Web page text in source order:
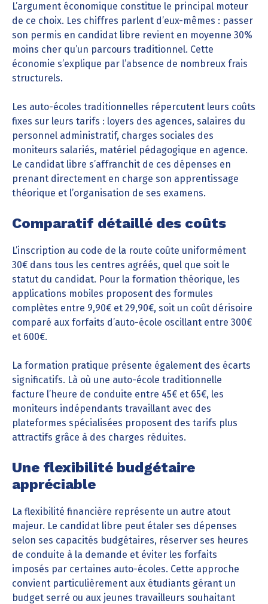
L’argument économique constitue le principal moteur
de ce choix. Les chiffres parlent d’eux-mêmes : passer
son permis en candidat libre revient en moyenne 30%
moins cher qu’un parcours traditionnel. Cette
économie s’explique par l’absence de nombreux frais
structurels.
Les auto-écoles traditionnelles répercutent leurs coûts
fixes sur leurs tarifs : loyers des agences, salaires du
personnel administratif, charges sociales des
moniteurs salariés, matériel pédagogique en agence.
Le candidat libre s’affranchit de ces dépenses en
prenant directement en charge son apprentissage
théorique et l’organisation de ses examens.
Comparatif détaillé des coûts
L’inscription au code de la route coûte uniformément
30€ dans tous les centres agréés, quel que soit le
statut du candidat. Pour la formation théorique, les
applications mobiles proposent des formules
complètes entre 9,90€ et 29,90€, soit un coût dérisoire
comparé aux forfaits d’auto-école oscillant entre 300€
et 600€.
La formation pratique présente également des écarts
significatifs. Là où une auto-école traditionnelle
facture l’heure de conduite entre 45€ et 65€, les
moniteurs indépendants travaillant avec des
plateformes spécialisées proposent des tarifs plus
attractifs grâce à des charges réduites.
Une flexibilité budgétaire
appréciable
La flexibilité financière représente un autre atout
majeur. Le candidat libre peut étaler ses dépenses
selon ses capacités budgétaires, réserver ses heures
de conduite à la demande et éviter les forfaits
imposés par certaines auto-écoles. Cette approche
convient particulièrement aux étudiants gérant un
budget serré ou aux jeunes travailleurs souhaitant